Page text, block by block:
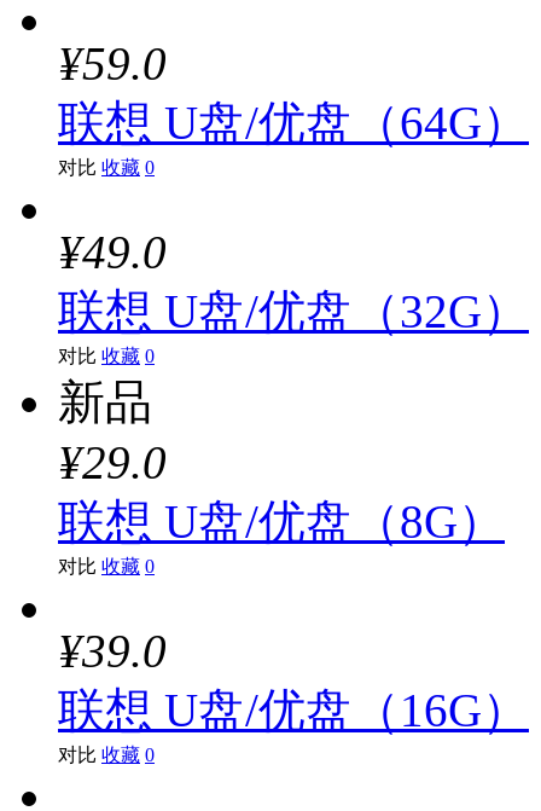
¥59.0
联想 U盘/优盘（64G）
对比 收藏 0
¥49.0
联想 U盘/优盘（32G）
对比 收藏 0
新品
¥29.0
联想 U盘/优盘（8G）
对比 收藏 0
¥39.0
联想 U盘/优盘（16G）
对比 收藏 0